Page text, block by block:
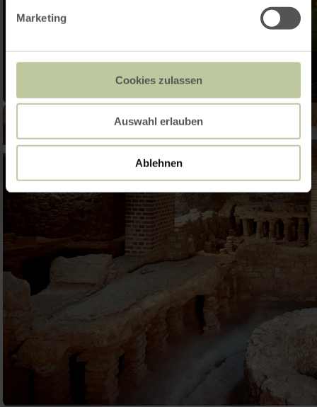
Marketing
Cookies zulassen
Auswahl erlauben
Ablehnen